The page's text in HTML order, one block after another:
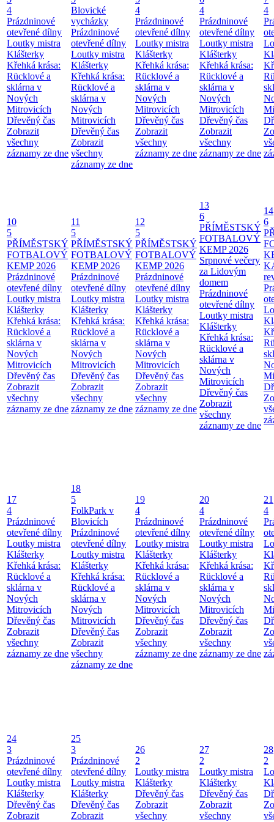
4
Prázdninové
otevřené dílny
Loutky mistra
Klášterky
Křehká krása:
Rücklové a
sklárna v
Nových
Mitrovicích
Dřevěný čas
Zobrazit
všechny
záznamy ze dne
Blovické
vycházky
Prázdninové
otevřené dílny
Loutky mistra
Klášterky
Křehká krása:
Rücklové a
sklárna v
Nových
Mitrovicích
Dřevěný čas
Zobrazit
všechny
záznamy ze dne
4
Prázdninové
otevřené dílny
Loutky mistra
Klášterky
Křehká krása:
Rücklové a
sklárna v
Nových
Mitrovicích
Dřevěný čas
Zobrazit
všechny
záznamy ze dne
4
Prázdninové
otevřené dílny
Loutky mistra
Klášterky
Křehká krása:
Rücklové a
sklárna v
Nových
Mitrovicích
Dřevěný čas
Zobrazit
všechny
záznamy ze dne
4
10
5
PŘÍMĚSTSKÝ
FOTBALOVÝ
KEMP 2026
Prázdninové
otevřené dílny
Loutky mistra
Klášterky
Křehká krása:
Rücklové a
sklárna v
Nových
Mitrovicích
Dřevěný čas
Zobrazit
všechny
záznamy ze dne
11
5
PŘÍMĚSTSKÝ
FOTBALOVÝ
KEMP 2026
Prázdninové
otevřené dílny
Loutky mistra
Klášterky
Křehká krása:
Rücklové a
sklárna v
Nových
Mitrovicích
Dřevěný čas
Zobrazit
všechny
záznamy ze dne
12
5
PŘÍMĚSTSKÝ
FOTBALOVÝ
KEMP 2026
Prázdninové
otevřené dílny
Loutky mistra
Klášterky
Křehká krása:
Rücklové a
sklárna v
Nových
Mitrovicích
Dřevěný čas
Zobrazit
všechny
záznamy ze dne
13
6
PŘÍMĚSTSKÝ
FOTBALOVÝ
KEMP 2026
Srpnové večery
za Lidovým
domem
Prázdninové
otevřené dílny
Loutky mistra
Klášterky
Křehká krása:
Rücklové a
sklárna v
Nových
Mitrovicích
Dřevěný čas
Zobrazit
všechny
záznamy ze dne
14
6
17
4
Prázdninové
otevřené dílny
Loutky mistra
Klášterky
Křehká krása:
Rücklové a
sklárna v
Nových
Mitrovicích
Dřevěný čas
Zobrazit
všechny
záznamy ze dne
18
5
FolkPark v
Blovicích
Prázdninové
otevřené dílny
Loutky mistra
Klášterky
Křehká krása:
Rücklové a
sklárna v
Nových
Mitrovicích
Dřevěný čas
Zobrazit
všechny
záznamy ze dne
19
4
Prázdninové
otevřené dílny
Loutky mistra
Klášterky
Křehká krása:
Rücklové a
sklárna v
Nových
Mitrovicích
Dřevěný čas
Zobrazit
všechny
záznamy ze dne
20
4
Prázdninové
otevřené dílny
Loutky mistra
Klášterky
Křehká krása:
Rücklové a
sklárna v
Nových
Mitrovicích
Dřevěný čas
Zobrazit
všechny
záznamy ze dne
21
4
24
3
Prázdninové
otevřené dílny
Loutky mistra
Klášterky
Dřevěný čas
Zobrazit
25
3
Prázdninové
otevřené dílny
Loutky mistra
Klášterky
Dřevěný čas
Zobrazit
26
2
Loutky mistra
Klášterky
Dřevěný čas
Zobrazit
všechny
27
2
Loutky mistra
Klášterky
Dřevěný čas
Zobrazit
všechny
28
2